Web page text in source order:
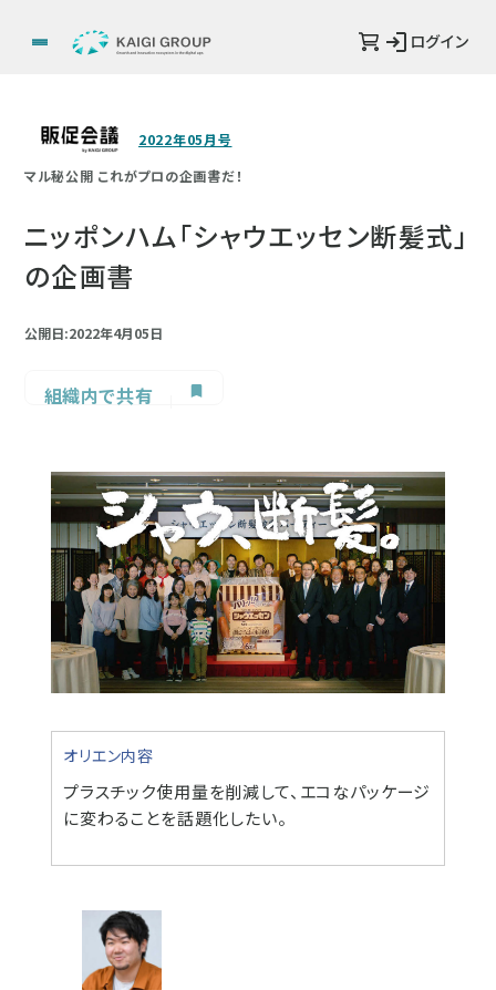
ログイン
2022年05月号
マル秘公開 これがプロの企画書だ！
ニッポンハム「シャウエッセン断髪式」
の企画書
公開日:2022年4月05日
組織内で共有
オリエン内容
プラスチック使用量を削減して、エコなパッケージ
に変わることを話題化したい。